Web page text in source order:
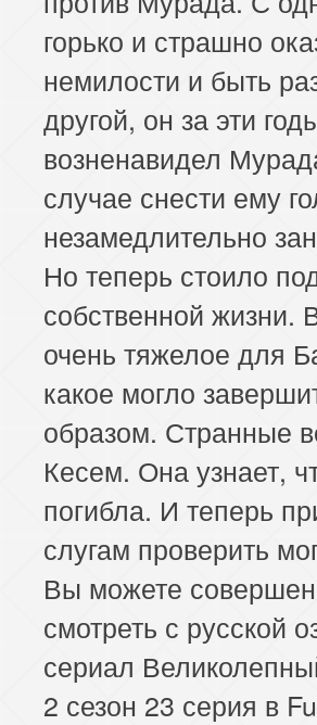
горько и страшно
немилости и быть
другой, он за эти
возненавидел
случае снести ему
незамедлительно
Но теперь стоило
собственной
очень тяжелое для
какое могло
образом. Странные
Кесем. Она узнает,
погибла. И теперь
слугам проверить
Вы можете
смотреть с русской
сериал
2 сезон 23 серия в